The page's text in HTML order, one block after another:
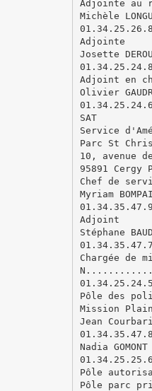
Adjointe au
Michèle
Adjointe
Josette
Adjoint en
Olivier
SAT
Service
Parc St
10, avenue
95891 Cergy
Chef de
Myriam
Adjoint
Stéphane
Chargée de
Pôle des
Mission
Jean
Nadia GOMONT
Pôle
Pôle parc